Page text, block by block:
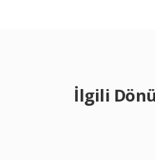
İlgili